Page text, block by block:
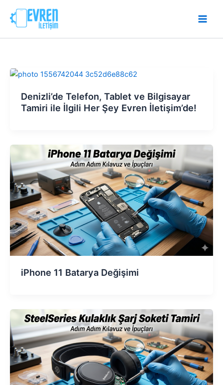
atla
Denizli’de Telefon, Tablet ve Bilgisayar
Tamiri ile İlgili Her Şey Evren İletişim’de!
iPhone 11 Batarya Değişimi